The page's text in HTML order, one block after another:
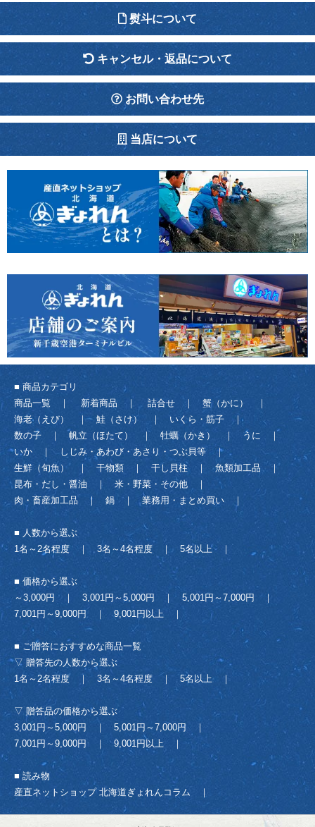
熨斗について
キャンセル・返品について
お問い合わせ先
当店について
■ 商品カテゴリ
商品一覧 ｜ 新着商品 ｜ 詰合せ ｜ 蟹（かに）
｜
海老（えび）
｜ 鮭（さけ） ｜ いくら・筋子 ｜
数の子 ｜ 帆立（ほたて） ｜ 牡蠣（かき） ｜ うに ｜
いか ｜ しじみ・あわび・あさり・つぶ貝等 ｜
生鮮（旬魚） ｜ 干物類 ｜ 干し貝柱｜魚類加工品 ｜
昆布・だし・醤油 ｜ 米・野菜・その他 ｜
肉・畜産加工品 ｜ 鍋 ｜業務用・まとめ買い ｜
■ 人数から選ぶ
1名～2名程度 ｜ 3名～4名程度 ｜ 5名以上 ｜
■ 価格から選ぶ
～3,000円 ｜ 3,001円～5,000円 ｜ 5,001円～7,000円
｜
7,001円～9,000円
｜9,001円以上 ｜
■ ご贈答におすすめな商品一覧
▽ 贈答先の人数から選ぶ
1名～2名程度 ｜ 3名～4名程度 ｜ 5名以上｜
▽ 贈答品の価格から選ぶ
3,001円～5,000円
｜ 5,001円～7,000円 ｜
7,001円～9,000円 ｜ 9,001円以上 ｜
■ 読み物
産直ネットショップ 北海道ぎょれんコラム ｜